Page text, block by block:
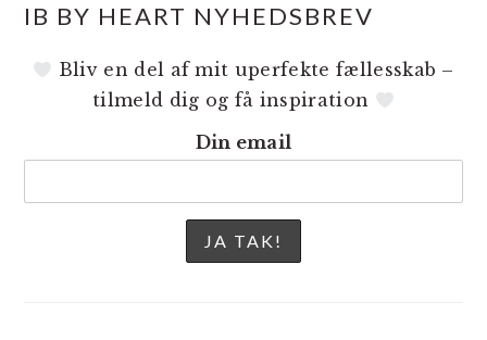
IB BY HEART NYHEDSBREV
Bliv en del af mit uperfekte fællesskab –
tilmeld dig og få inspiration
Din email